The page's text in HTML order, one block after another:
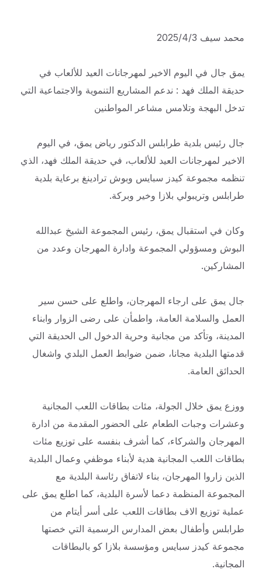
محمد سيف 2025/4/3
يمق جال في اليوم الاخير لمهرجانات العيد للألعاب في
حديقة الملك فهد : ندعم المشاريع التنموية والاجتماعية التي
تدخل البهجة وتلامس مشاعر المواطنين
جال رئيس بلدية طرابلس الدكتور رياض يمق، في اليوم
الاخير لمهرجانات العيد للألعاب، في حديقة الملك فهد، الذي
تنظمه مجموعة كيدز سبايس وبوش ترادينغ برعاية بلدية
طرابلس وتريبولي بلازا وخير وبركة.
وكان في استقبال يمق، رئيس المجموعة الشيخ عبدالله
البوش ومسؤولي المجموعة وادارة المهرجان وعدد من
المشاركين.
جال يمق على ارجاء المهرجان، واطلع على حسن سير
العمل والسلامة العامة، واطمأن على رضى الزوار وابناء
المدينة، وتأكد من مجانية وحرية الدخول الى الحديقة التي
قدمتها البلدية مجانا، ضمن ضوابط العمل البلدي واشغال
الحدائق العامة.
ووزع يمق خلال الجولة، مئات بطاقات اللعب المجانية
وعشرات وجبات الطعام على الحضور المقدمة من ادارة
المهرجان والشركاء، كما أشرف بنفسه على توزيع مئات
بطاقات اللعب المجانية هدية لأبناء موظفي وعمال البلدية
الذين زاروا المهرجان، بناء لاتفاق رئاسة البلدية مع
المجموعة المنظمة دعما لأسرة البلدية، كما اطلع يمق على
عملية توزيع الاف بطاقات اللعب على أسر أيتام من
طرابلس وأطفال بعض المدارس الرسمية التي خصتها
مجموعة كيدز سبايس ومؤسسة بلازا كو بالبطاقات
المجانية.